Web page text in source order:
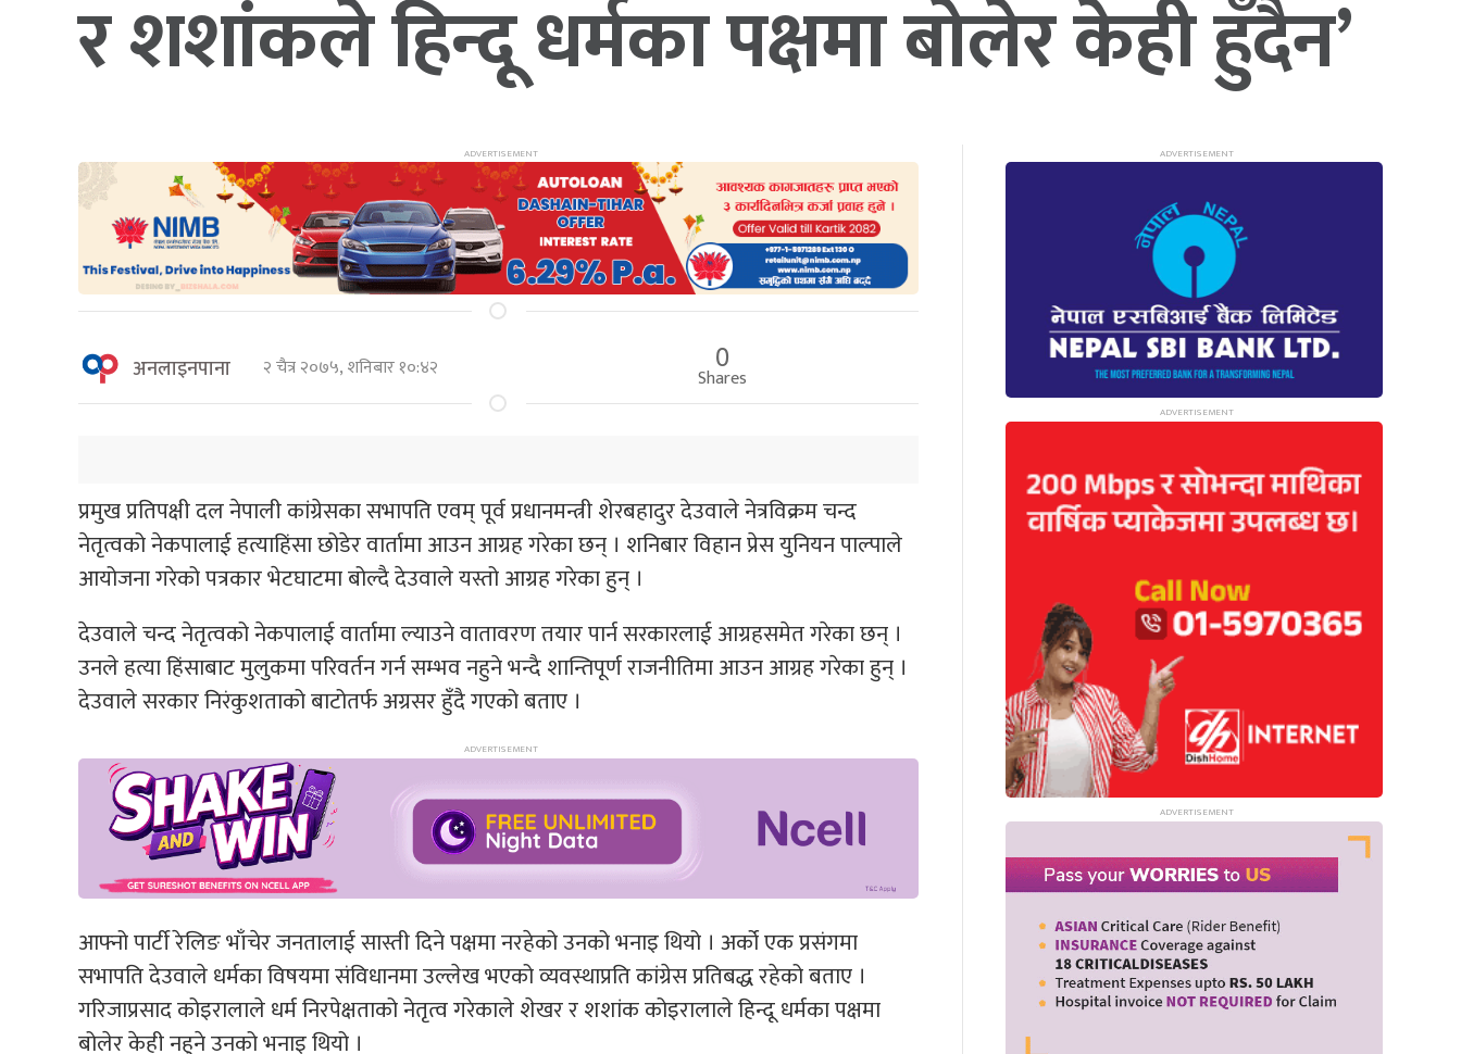
र शशांकले हिन्दू धर्मका पक्षमा बोलेर केही हुँदैन’
अनलाइनपाना २ चैत्र २०७५, शनिबार १०:४२ 0
Shares
प्रमुख प्रतिपक्षी दल नेपाली कांग्रेसका सभापति एवम् पूर्व प्रधानमन्त्री शेरबहादुर देउवाले नेत्रविक्रम चन्द
नेतृत्वको नेकपालाई हत्याहिंसा छोडेर वार्तामा आउन आग्रह गरेका छन् । शनिबार विहान प्रेस युनियन पाल्पाले
आयोजना गरेको पत्रकार भेटघाटमा बोल्दै देउवाले यस्तो आग्रह गरेका हुन् ।
देउवाले चन्द नेतृत्वको नेकपालाई वार्तामा ल्याउने वातावरण तयार पार्न सरकारलाई आग्रहसमेत गरेका छन् ।
उनले हत्या हिंसाबाट मुलुकमा परिवर्तन गर्न सम्भव नहुने भन्दै शान्तिपूर्ण राजनीतिमा आउन आग्रह गरेका हुन् ।
देउवाले सरकार निरंकुशताको बाटोतर्फ अग्रसर हुँदै गएको बताए ।
आफ्नो पार्टी रेलिङ भाँचेर जनतालाई सास्ती दिने पक्षमा नरहेको उनको भनाइ थियो । अर्को एक प्रसंगमा
सभापति देउवाले धर्मका विषयमा संविधानमा उल्लेख भएको व्यवस्थाप्रति कांग्रेस प्रतिबद्ध रहेको बताए ।
गरिजाप्रसाद कोइरालाले धर्म निरपेक्षताको नेतृत्व गरेकाले शेखर र शशांक कोइरालाले हिन्दू धर्मका पक्षमा
बोलेर केही नहुने उनको भनाइ थियो ।